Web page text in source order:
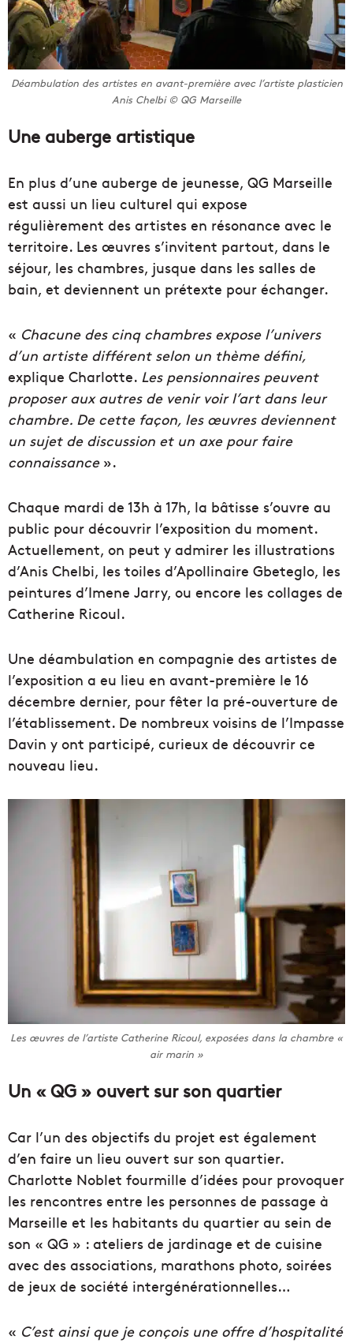
Déambulation des artistes en avant-première avec l’artiste plasticien
Anis Chelbi © QG Marseille
Une auberge artistique
En plus d’une auberge de jeunesse, QG Marseille
est aussi un lieu culturel qui expose
régulièrement des artistes en résonance avec le
territoire. Les œuvres s’invitent partout, dans le
séjour, les chambres, jusque dans les salles de
bain, et deviennent un prétexte pour échanger.
« Chacune des cinq chambres expose l’univers
d’un artiste différent selon un thème défini,
explique Charlotte. Les pensionnaires peuvent
proposer aux autres de venir voir l’art dans leur
chambre. De cette façon, les œuvresdeviennent
un sujet de discussion et un axe pour faire
connaissance».
Chaque mardi de 13h à 17h, la bâtisse s’ouvre au
public pour découvrir l’exposition du moment.
Actuellement, on peut y admirer les illustrations
d’Anis Chelbi, les toiles d’Apollinaire Gbeteglo, les
peintures d’Imene Jarry, ou encore les collages de
Catherine Ricoul.
Une déambulation en compagnie des artistes de
l’exposition a eu lieu en avant-première le 16
décembre dernier, pour fêter la pré-ouverture de
l’établissement. De nombreux voisins de l’Impasse
Davin y ont participé, curieux de découvrir ce
nouveau lieu.
Les œuvres de l’artiste Catherine Ricoul, exposées dans la chambre «
air marin »
Un « QG » ouvert sur son quartier
Car l’un des objectifs du projet est également
d’en faire un lieu ouvert sur son quartier.
Charlotte Noblet fourmille d’idées pour provoquer
les rencontres entre les personnes de passage à
Marseille et les habitants du quartier au sein de
son « QG » : ateliers de jardinage et de cuisine
avec des associations, marathons photo, soirées
de jeux de société intergénérationnelles…
« C’est ainsi que je conçois une offre d’hospitalité